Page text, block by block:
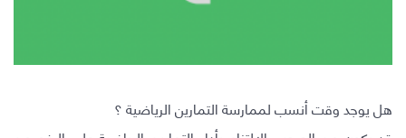
هل يوجد وقت أنسب لممارسة التمارين الرياضية ؟